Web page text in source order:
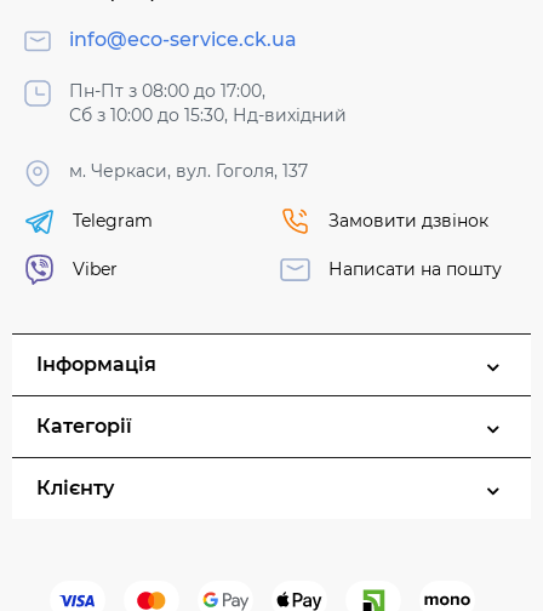
info@eco-service.ck.ua
Пн-Пт з 08:00 до 17:00,
Сб з 10:00 до 15:30, Нд-вихідний
м. Черкаси, вул. Гоголя, 137
Telegram
Viber
Замовити дзвінок
Написати на пошту
Інформація
Категорії
Клієнту